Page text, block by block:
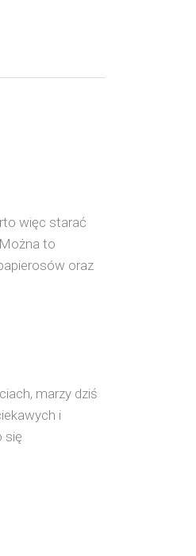
więc starać
to
oraz
marzy dziś
i
się